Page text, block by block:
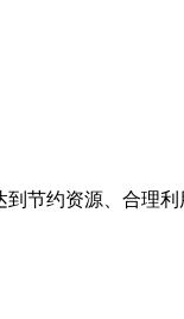
节约资源、合理